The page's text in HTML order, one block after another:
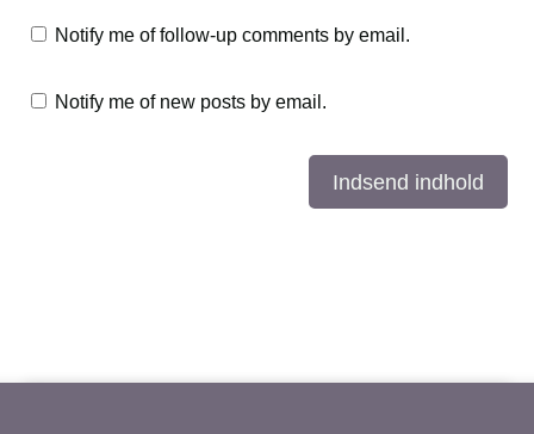
Notify me of follow-up comments by email.
Notify me of new posts by email.
Indsend indhold